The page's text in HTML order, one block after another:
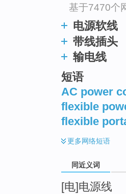
基于7470个
电源软线
带线插头
输电线
短语
AC power
flexible
flexible
更多网络短语
同近义词
[电]电源线